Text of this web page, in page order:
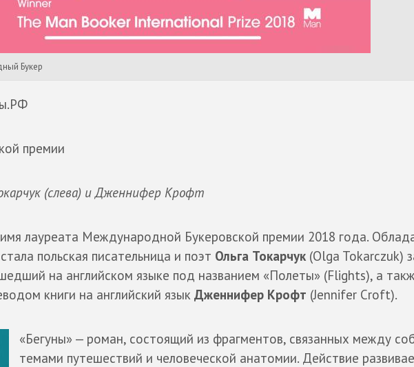
Букер
премии
(слева) и Дженнифер Крофт
лауреата Международной Букеровской премии 2018 года.
польская писательница и поэт Ольга Токарчук (Olga Tokarczuk)
на английском языке под названием «Полеты» (Flights), а
книги на английский язык Дженнифер Крофт (Jennifer Croft).
«Бегуны» — роман, состоящий из фрагментов, связанных между
темами путешествий и человеческой анатомии. Действие